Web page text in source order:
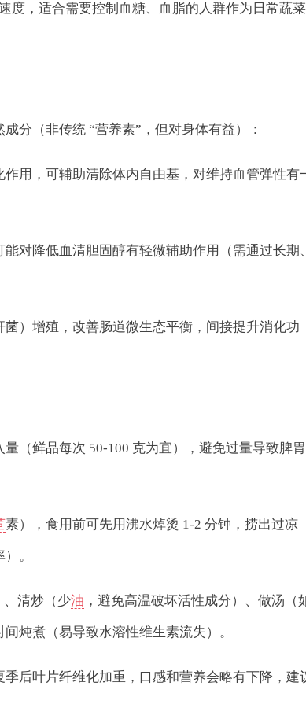
度，适合需要控制血糖、血脂的人群作为日常蔬菜
分（非传统 “营养素”，但对身体有益）：
用，可辅助清除体内自由基，对维持血管弹性有
对降低血清胆固醇有轻微辅助作用（需通过长期
）增殖，改善肠道微生态平衡，间接提升消化功
（鲜品每次 50-100 克为宜），避免过量导致脾胃
素），食用前可先用沸水焯烫 1-2 分钟，捞出过凉
。
、清炒（少油 ，避免高温破坏活性成分）、做汤（
炖煮（易导致水溶性维生素流失）。
后叶片纤维化加重，口感和营养会略有下降，建